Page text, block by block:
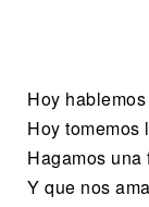
Hoy
Hoy tomemos
Hagamos una
Y que nos